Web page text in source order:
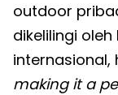
outdoor
dikelilingi
internasional,
making it a